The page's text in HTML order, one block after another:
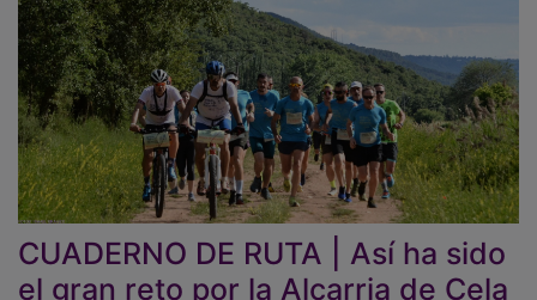
CUADERNO DE RUTA | Así ha sido
el gran reto por la Alcarria de Cela